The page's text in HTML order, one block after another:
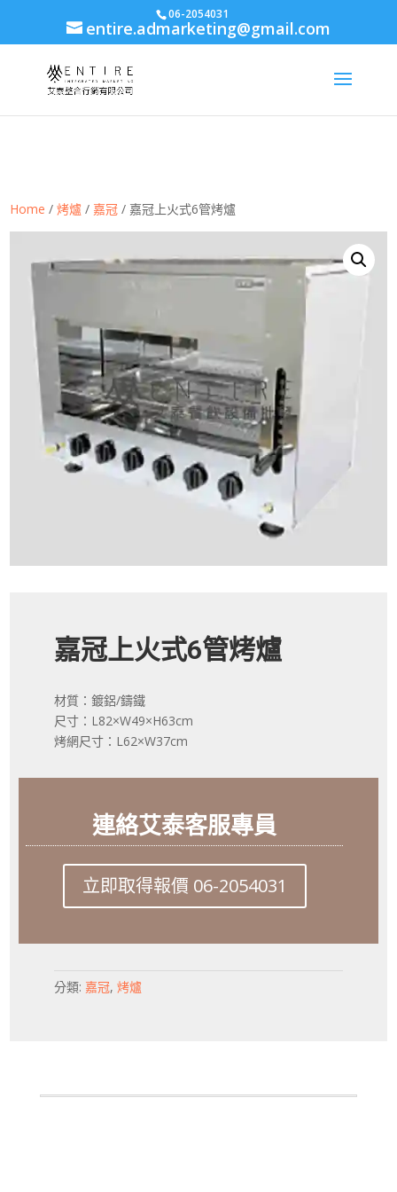
body{font-family: arial,"Microsoft JhengHei","微軟正黑體",sans-serif
06-2054031
entire.admarketing@gmail.com
Home /烤爐 / 嘉冠 / 嘉冠上火式6管烤爐
嘉冠上火式6管烤爐
材質：鍍鋁/鑄鐵
尺寸：L82×W49×H63cm
烤網尺寸：L62×W37cm
連絡艾泰客服專員
立即取得報價 06-2054031
分類: 嘉冠,烤爐